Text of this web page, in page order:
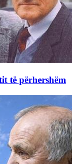
të përhershëm